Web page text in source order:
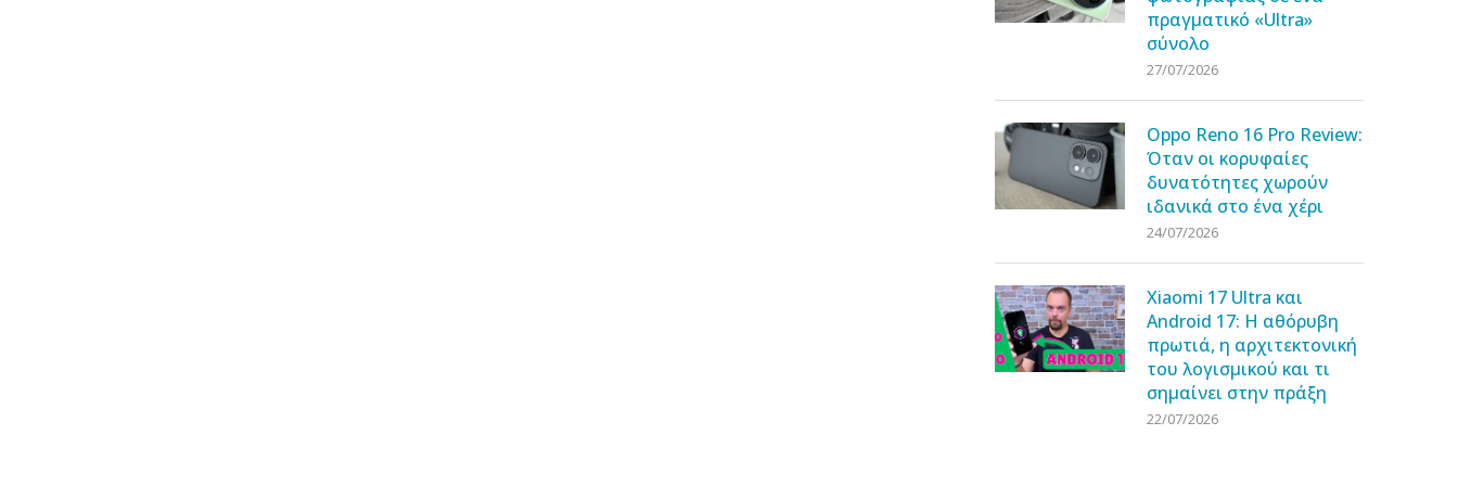
πραγματικό «Ultra»
σύνολο
27/07/2026
Oppo Reno 16 Pro Review:
Όταν οι κορυφαίες
δυνατότητες χωρούν
ιδανικά στο ένα χέρι
24/07/2026
Xiaomi 17 Ultra και
Android 17: Η αθόρυβη
πρωτιά, η αρχιτεκτονική
του λογισμικού και τι
σημαίνει στην πράξη
22/07/2026